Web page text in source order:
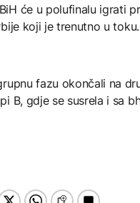
će u polufinalu igrati
koji je trenutno u toku.
fazu okončali na
B, gdje se susrela i sa